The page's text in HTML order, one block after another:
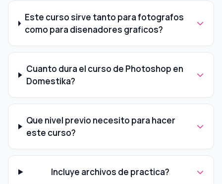
Este curso sirve tanto para fotografos
como para disenadores graficos?
Cuanto dura el curso de Photoshop en
Domestika?
Que nivel previo necesito para hacer
este curso?
Incluye archivos de practica?